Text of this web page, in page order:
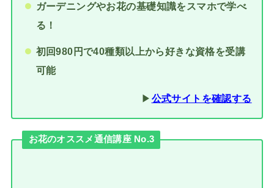
ガーデニングやお花の基礎知識をスマホで学べ
る！
初回980円で40種類以上から好きな資格を受講
可能
▶︎ 公式サイトを確認する
お花のオススメ通信講座 No.3